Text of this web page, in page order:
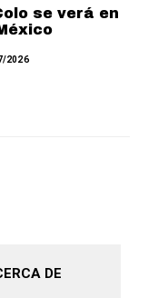
se verá en
2026
DE